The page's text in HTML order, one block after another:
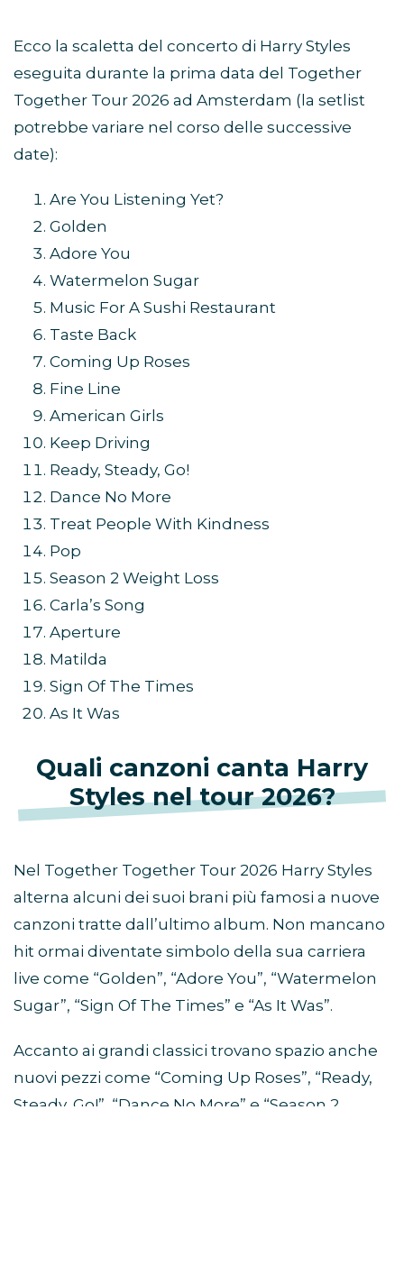
Ecco la scaletta del concerto di Harry Styles
eseguita durante la prima data del Together
Together Tour 2026 ad Amsterdam (la setlist
potrebbe variare nel corso delle successive
date):
Are You Listening Yet?
Golden
Adore You
Watermelon Sugar
Music For A Sushi Restaurant
Taste Back
Coming Up Roses
Fine Line
American Girls
Keep Driving
Ready, Steady, Go!
Dance No More
Treat People With Kindness
Pop
Season 2 Weight Loss
Carla’s Song
Aperture
Matilda
Sign Of The Times
As It Was
Quali canzoni canta Harry
Styles nel tour 2026?
Nel Together Together Tour 2026 Harry Styles
alterna alcuni dei suoi brani più famosi a nuove
canzoni tratte dall’ultimo album. Non mancano
hit ormai diventate simbolo della sua carriera
live come “Golden”, “Adore You”, “Watermelon
Sugar”, “Sign Of The Times” e “As It Was”.
Accanto ai grandi classici trovano spazio anche
nuovi pezzi come “Coming Up Roses”, “Ready,
Steady, Go!”, “Dance No More” e “Season 2